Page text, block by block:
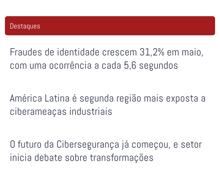
Destaques
Fraudes de identidade crescem 31,2% em maio,
com uma ocorrência a cada 5,6 segundos
América Latina é segunda região mais exposta a
ciberameaças industriais
O futuro da Cibersegurança já começou, e setor
inicia debate sobre transformações